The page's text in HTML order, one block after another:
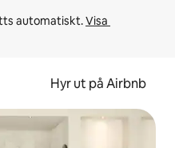
automatiskt. Visa
Hyr ut på Airbnb